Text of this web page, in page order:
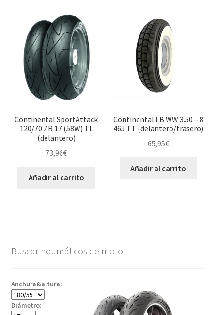
Continental SportAttack
120/70 ZR 17 (58W) TL
(delantero)
73,96€
Añadir al carrito
Continental LB WW 3.50 – 8
46J TT (delantero/trasero)
65,95€
Añadir al carrito
Buscar neumáticos de moto
Anchura&altura:
Diámetro: